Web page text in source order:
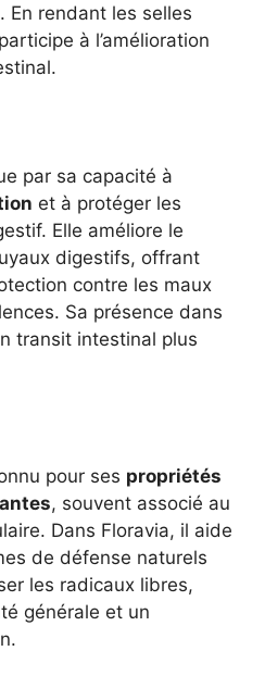
En rendant les selles
à l’amélioration
par sa capacité à
et à protéger les
Elle améliore le
digestifs, offrant
contre les maux
Sa présence dans
transit intestinal plus
pour ses propriétés
, souvent associé au
Dans Floravia, il aide
de défense naturels
les radicaux libres,
générale et un